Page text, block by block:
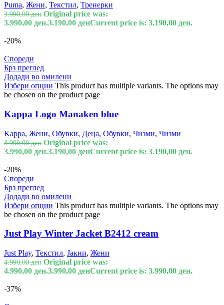
Puma, Жени, Текстил, Тренерки
3.990,00ден Original price was:
3.990,00 ден.3.190,00 денCurrent price is: 3.190,00 ден.
-20%
Спореди
Брз преглед
Додади во омилени
Избери опции This product has multiple variants. The options may
be chosen on the product page
Kappa Logo Manaken blue
Kappa, Жени, Обувки, Деца, Обувки, Чизми, Чизми
3.990,00ден Original price was:
3.990,00 ден.3.190,00 денCurrent price is: 3.190,00 ден.
-20%
Спореди
Брз преглед
Додади во омилени
Избери опции This product has multiple variants. The options may
be chosen on the product page
Just Play Winter Jacket B2412 cream
Just Play, Текстил, Јакни, Жени
4.990,00ден Original price was:
4.990,00 ден.3.990,00 денCurrent price is: 3.990,00 ден.
-37%